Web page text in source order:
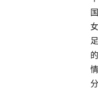
国
女
足
的
情
分